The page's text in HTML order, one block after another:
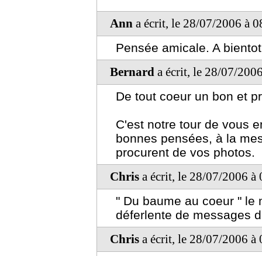
Ann a écrit, le 28/07/2006 à
Pensée amicale. A
Bernard a écrit, le 28/07/
De tout coeur un bon et
C'est notre tour de vous
bonnes pensées, à la
procurent de vos photos.
Chris a écrit, le 28/07/2006 à
" Du baume au coeur " le
déferlente de messages
Chris a écrit, le 28/07/2006 à